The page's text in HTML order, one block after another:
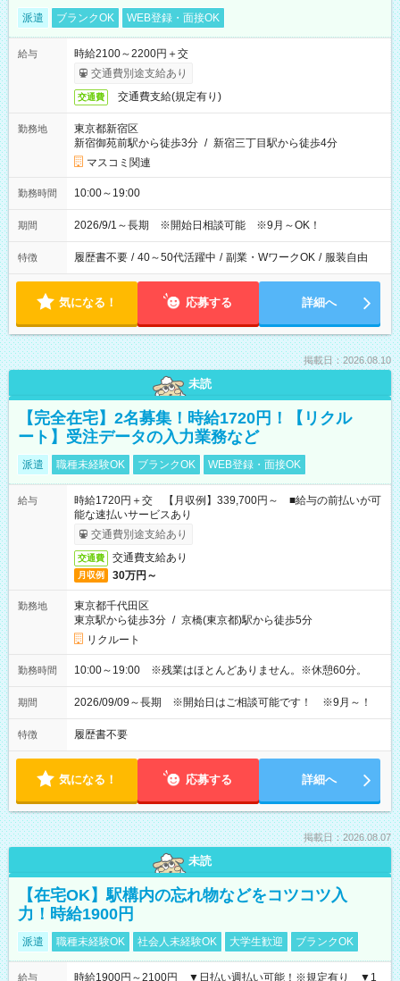
派遣 ブランクOK WEB登録・面接OK
給与
時給2100～2200円＋交
交通費別途支給あり
交通費 交通費支給(規定有り)
勤務地
東京都新宿区
新宿御苑前駅から徒歩3分 / 新宿三丁目駅から徒歩4分
マスコミ関連
勤務時間 10:00～19:00
期間 2026/9/1～長期 ※開始日相談可能 ※9月～OK！
特徴 履歴書不要 / 40～50代活躍中 / 副業・WワークOK / 服装自由
気になる！ 応募する 詳細へ
掲載日：2026.08.10
未読
【完全在宅】2名募集！時給1720円！【リクル
ート】受注データの入力業務など
派遣 職種未経験OK ブランクOK WEB登録・面接OK
給与
時給1720円＋交 【月収例】339,700円～ ■給与の前払いが可
能な速払いサービスあり
交通費別途支給あり
交通費 交通費支給あり
月収例 30万円～
勤務地
東京都千代田区
東京駅から徒歩3分 / 京橋(東京都)駅から徒歩5分
リクルート
勤務時間 10:00～19:00 ※残業はほとんどありません。※休憩60分。
期間 2026/09/09～長期 ※開始日はご相談可能です！ ※9月～！
特徴 履歴書不要
気になる！ 応募する 詳細へ
掲載日：2026.08.07
未読
【在宅OK】駅構内の忘れ物などをコツコツ入
力！時給1900円
派遣 職種未経験OK 社会人未経験OK 大学生歓迎 ブランクOK
給与
時給1900円～2100円 ▼日払い週払い可能！※規定有り ▼1